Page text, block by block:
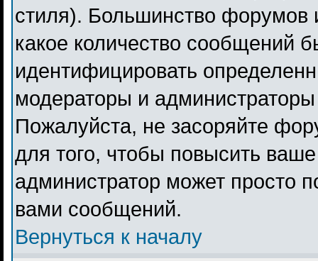
стиля). Большинство форумов
какое количество сообщений
идентифицировать
модераторы и
Пожалуйста, не засоряйте
для того, чтобы повысить
администратор может просто
вами сообщений.
Вернуться к началу